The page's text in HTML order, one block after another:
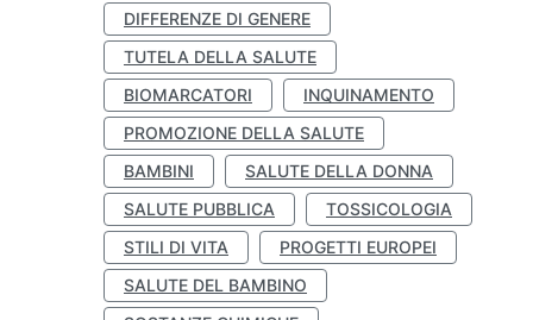
DIFFERENZE DI GENERE
TUTELA DELLA SALUTE
BIOMARCATORI
INQUINAMENTO
PROMOZIONE DELLA SALUTE
BAMBINI
SALUTE DELLA DONNA
SALUTE PUBBLICA
TOSSICOLOGIA
STILI DI VITA
PROGETTI EUROPEI
SALUTE DEL BAMBINO